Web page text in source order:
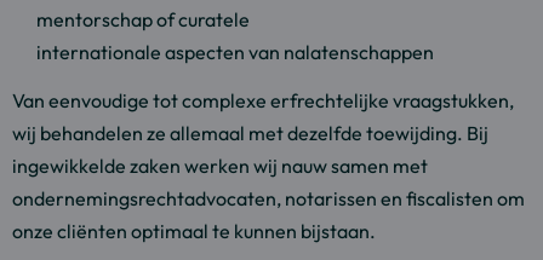
mentorschap of curatele
internationale aspecten van nalatenschappen
Van eenvoudige tot complexe erfrechtelijke vraagstukken,
wij behandelen ze allemaal met dezelfde toewijding. Bij
ingewikkelde zaken werken wij nauw samen met
ondernemingsrechtadvocaten, notarissen en fiscalisten om
onze cliënten optimaal te kunnen bijstaan.